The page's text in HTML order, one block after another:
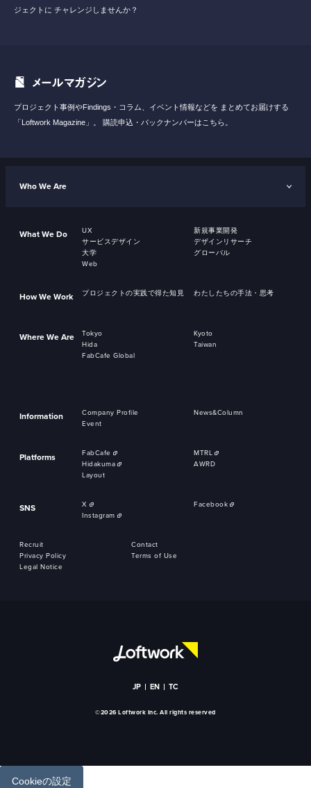
ジェクトに チャレンジしませんか？
メールマガジン
プロジェクト事例やFindings・コラム、イベント情報などを まとめてお届けする
「Loftwork Magazine」。
購読申込・バックナンバーはこちら。
Who We Are
What We Do UX
新規事業開発
サービスデザイン
デザインリサーチ
大学
グローバル
Web
How We Work プロジェクトの実践で得た知見 わたしたちの手法・思考
Where We Are Tokyo
Kyoto
Hida
Taiwan
FabCafe Global
Information Company Profile
News&Column
Event
Platforms FabCafe
MTRL
Hidakuma
AWRD
Layout
SNS X
Facebook
Instagram
Recruit
Contact
Privacy Policy
Terms of Use
Legal Notice
JP EN TC
©2026 Loftwork Inc. All rights reserved
Cookieの設定